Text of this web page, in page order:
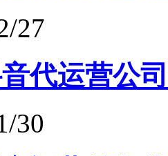
27
代运营公
30